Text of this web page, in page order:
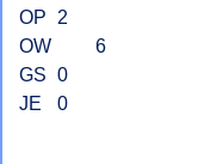
OP 	2
OW 	6
GS 	0
JE 	0